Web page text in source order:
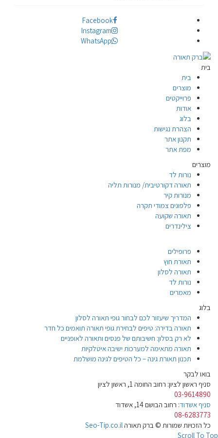
Facebook
Instagram
WhatsApp
בית
בית
מוצרים
פרוייקטים
אודות
בלוג
הצהרת נגישות
תקנון אתר
מפת אתר
מוצרים
נורות לד
תאורה דקורטיבית/ מנורות תליה
מנורות קיר
פלפונים צמודי תקרה
תאורה שקועה
צילינדרים
פרופילים
תאורת חוץ
תאורה לסלון
נורות לד
מאמרים
בלוג
המדריך שיעזור לכם לבחור גופי תאורה לסלון
תאורה בדירה: טיפים לבחירת גופי תאורה תואמים כל חדר
לא רק בסלון: חשיבותם של פנסים ותאורה לאופניים
תאורה מתאימה למערכות ישיבה איטלקיות
תכנון תאורת גינה – כל הטיפים לגינה מושלמת
בואו לבקר
סניף ראשון לציון: רחוב החומה 1, ראשון לציון
03-9614890
סניף אשדוד: רחוב הבושם 14, אשדוד
08-6283773
כל הזכויות שמורות © ברק תאורהSeo-Tip.co.il
Scroll To Top